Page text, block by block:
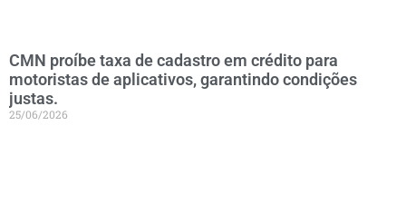
CMN proíbe taxa de cadastro em crédito para
motoristas de aplicativos, garantindo condições
justas.
25/06/2026